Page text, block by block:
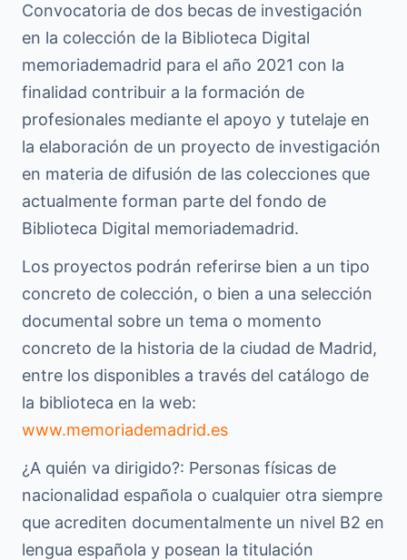
Convocatoria de dos becas de investigación
en la colección de la Biblioteca Digital
memoriademadrid para el año 2021 con la
finalidad contribuir a la formación de
profesionales mediante el apoyo y tutelaje en
la elaboración de un proyecto de investigación
en materia de difusión de las colecciones que
actualmente forman parte del fondo de
Biblioteca Digital memoriademadrid.
Los proyectos podrán referirse bien a un tipo
concreto de colección, o bien a una selección
documental sobre un tema o momento
concreto de la historia de la ciudad de Madrid,
entre los disponibles a través del catálogo de
la biblioteca en la web:
www.memoriademadrid.es
¿A quién va dirigido?: Personas físicas de
nacionalidad española o cualquier otra siempre
que acrediten documentalmente un nivel B2 en
lengua española y posean la titulación